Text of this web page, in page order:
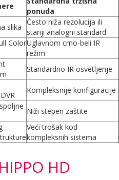
ponuda
slika
Često niža rezolucija ili
stariji analogni standard
ColorUglavnom crno-beli IR
režim
Standardno IR osvetljenje
Kompleksnije konfiguracije
Niži stepen zaštite
Veći trošak kod
kompleksnih sistema
HD